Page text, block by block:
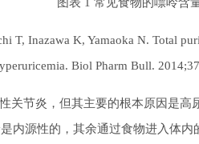
Inazawa K, Yamaoka N. Total
Biol Pharm Bull.
节炎，但其主要的根本原因是高
内源性的，其余通过食物进入体